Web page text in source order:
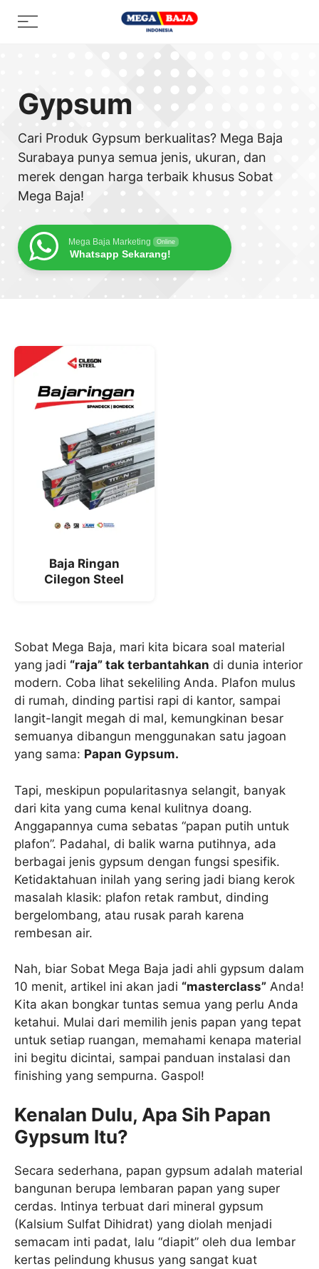
Menu
Gypsum
Cari Produk Gypsum berkualitas? Mega Baja
Surabaya punya semua jenis, ukuran, dan
merek dengan harga terbaik khusus Sobat
Mega Baja!
Mega Baja Marketing Online
Whatsapp Sekarang!
Baja Ringan
Cilegon Steel
Sobat Mega Baja, mari kita bicara soal material
yang jadi “raja” tak terbantahkan di dunia interior
modern. Coba lihat sekeliling Anda. Plafon mulus
di rumah, dinding partisi rapi di kantor, sampai
langit-langit megah di mal, kemungkinan besar
semuanya dibangun menggunakan satu jagoan
yang sama: Papan Gypsum.
Tapi, meskipun popularitasnya selangit, banyak
dari kita yang cuma kenal kulitnya doang.
Anggapannya cuma sebatas “papan putih untuk
plafon”. Padahal, di balik warna putihnya, ada
berbagai jenis gypsum dengan fungsi spesifik.
Ketidaktahuan inilah yang sering jadi biang kerok
masalah klasik: plafon retak rambut, dinding
bergelombang, atau rusak parah karena
rembesan air.
Nah, biar Sobat Mega Baja jadi ahli gypsum dalam
10 menit, artikel ini akan jadi “masterclass” Anda!
Kita akan bongkar tuntas semua yang perlu Anda
ketahui. Mulai dari memilih jenis papan yang tepat
untuk setiap ruangan, memahami kenapa material
ini begitu dicintai, sampai panduan instalasi dan
finishing yang sempurna. Gaspol!
Kenalan Dulu, Apa Sih Papan
Gypsum Itu?
Secara sederhana, papan gypsum adalah material
bangunan berupa lembaran papan yang super
cerdas. Intinya terbuat dari mineral gypsum
(Kalsium Sulfat Dihidrat) yang diolah menjadi
semacam inti padat, lalu “diapit” oleh dua lembar
kertas pelindung khusus yang sangat kuat